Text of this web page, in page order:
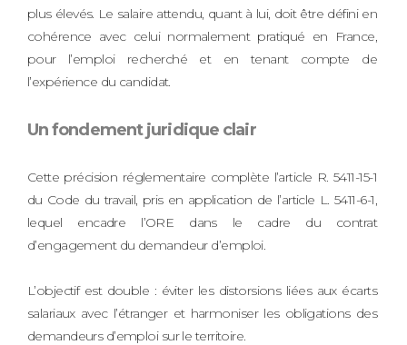
plus élevés. Le salaire attendu, quant à lui, doit être défini en
cohérence avec celui normalement pratiqué en France,
pour l’emploi recherché et en tenant compte de
l’expérience du candidat.
Un fondement juridique clair
Cette précision réglementaire complète l’article R. 5411-15-1
du Code du travail, pris en application de l’article L. 5411-6-1,
lequel encadre l’ORE dans le cadre du contrat
d’engagement du demandeur d’emploi.
L’objectif est double : éviter les distorsions liées aux écarts
salariaux avec l’étranger et harmoniser les obligations des
demandeurs d’emploi sur le territoire.